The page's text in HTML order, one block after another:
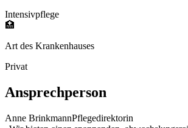
Intensivpflege
🏥
Art des Krankenhauses
Privat
Ansprechperson
Anne BrinkmannPflegedirektorin